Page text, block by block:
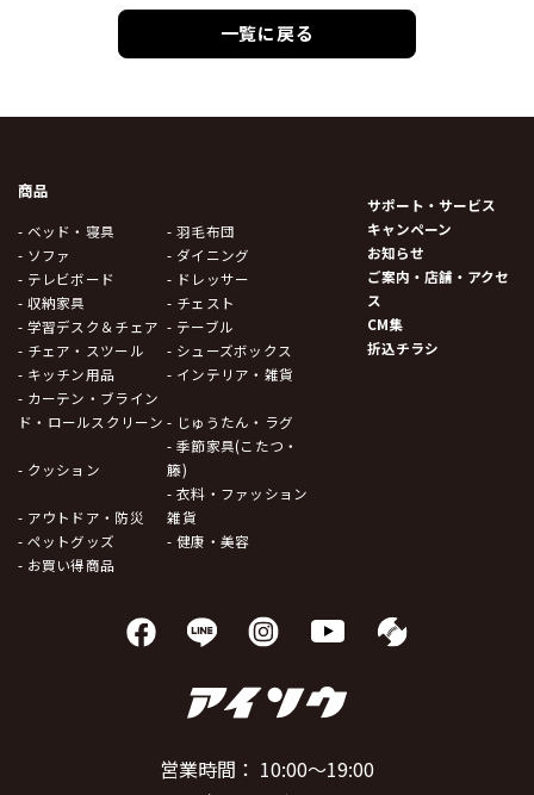
一覧に戻る
商品
- ベッド・寝具
- 羽毛布団
- ソファ
- ダイニング
- テレビボード
- ドレッサー
- 収納家具
- チェスト
- 学習デスク＆チェア - テーブル
- チェア・スツール
- シューズボックス
- キッチン用品
- インテリア・雑貨
- カーテン・ブライン
ド・ロールスクリーン - じゅうたん・ラグ
- クッション
- 季節家具(こたつ・
籐)
- アウトドア・防災
- 衣料・ファッション
雑貨
- ペットグッズ
- 健康・美容
- お買い得商品
サポート・サービス
キャンペーン
お知らせ
ご案内・店舗・アクセ
ス
CM集
折込チラシ
営業時間： 10:00～19:00